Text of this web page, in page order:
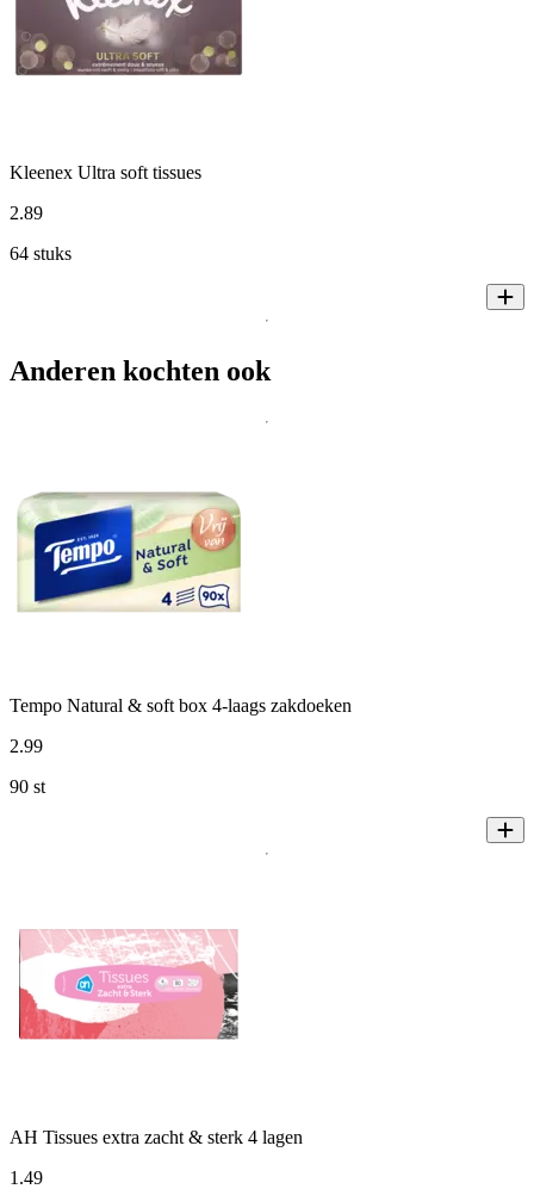
Kleenex Ultra soft tissues
2.89
64 stuks
Anderen kochten ook
Tempo Natural & soft box 4-laags zakdoeken
2.99
90 st
AH Tissues extra zacht & sterk 4 lagen
1 .49